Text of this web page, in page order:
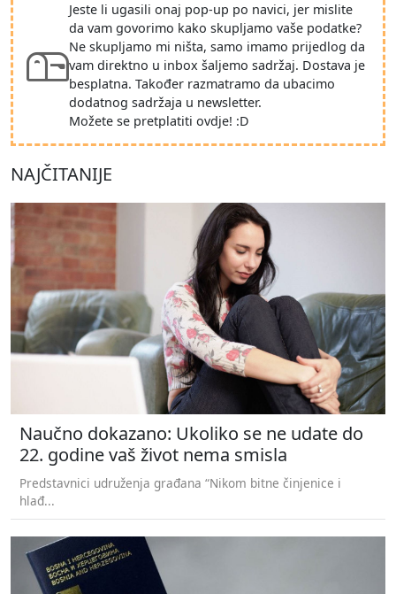
Jeste li ugasili onaj pop-up po navici, jer mislite
da vam govorimo kako skupljamo vaše podatke?
Ne skupljamo mi ništa, samo imamo prijedlog da
vam direktno u inbox šaljemo sadržaj. Dostava je
besplatna. Također razmatramo da ubacimo
dodatnog sadržaja u newsletter.
Možete se pretplatiti ovdje! :D
NAJČITANIJE
Naučno dokazano: Ukoliko se ne udate do
22. godine vaš život nema smisla
Predstavnici udruženja građana “Nikom bitne činjenice i
hlađ...